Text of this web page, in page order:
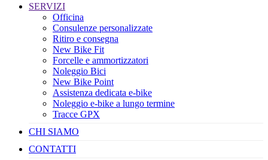
SERVIZI
Officina
Consulenze personalizzate
Ritiro e consegna
New Bike Fit
Forcelle e ammortizzatori
Noleggio Bici
New Bike Point
Assistenza dedicata e-bike
Noleggio e-bike a lungo termine
Tracce GPX
CHI SIAMO
CONTATTI